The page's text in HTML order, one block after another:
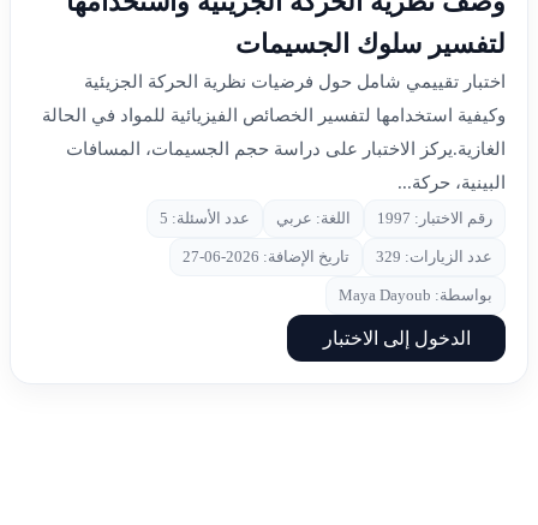
لتفسير سلوك الجسيمات
اختبار تقييمي شامل حول فرضيات نظرية الحركة الجزيئية
وكيفية استخدامها لتفسير الخصائص الفيزيائية للمواد في الحالة
الغازية.يركز الاختبار على دراسة حجم الجسيمات، المسافات
البينية، حركة...
رقم الاختبار: 1997 اللغة: عربي عدد الأسئلة: 5
عدد الزيارات: 329 تاريخ الإضافة: 2026-06-27
بواسطة: Maya Dayoub
الدخول إلى الاختبار